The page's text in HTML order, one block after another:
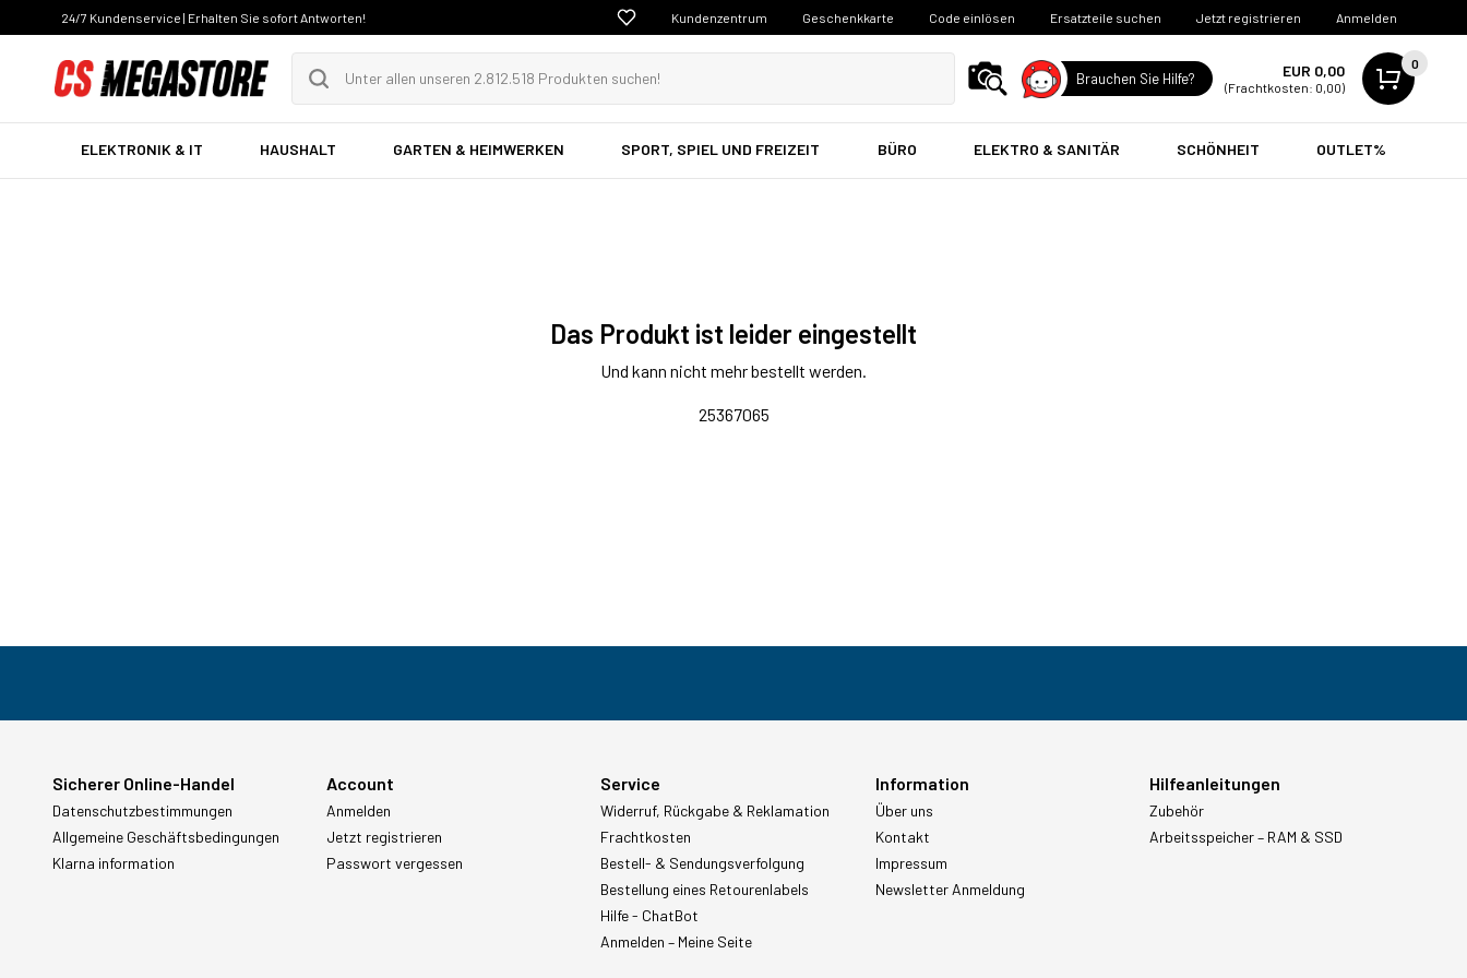
24/7 Kundenservice | Erhalten Sie sofort Antworten! Kundenzentrum Geschenkkarte Code einlösen Ersatzteile suchen Jetzt registrieren Anmelden
Brauchen Sie Hilfe? EUR 0,00
(Frachtkosten: 0,00)
0
ELEKTRONIK & IT HAUSHALT GARTEN & HEIMWERKEN SPORT, SPIEL UND FREIZEIT BÜRO ELEKTRO & SANITÄR SCHÖNHEIT OUTLET%
Das Produkt ist leider eingestellt
Und kann nicht mehr bestellt werden.
25367065
Sicherer Online-Handel
Datenschutzbestimmungen
Allgemeine Geschäftsbedingungen
Klarna information
Account
Anmelden
Jetzt registrieren
Passwort vergessen
Service
Widerruf, Rückgabe & Reklamation
Frachtkosten
Bestell- & Sendungsverfolgung
Bestellung eines Retourenlabels
Hilfe - ChatBot
Anmelden – Meine Seite
Information
Über uns
Kontakt
Impressum
Newsletter Anmeldung
Hilfeanleitungen
Zubehör
Arbeitsspeicher – RAM & SSD